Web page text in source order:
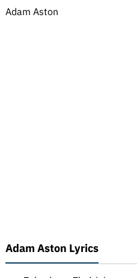
Adam Aston
Adam Aston Lyrics